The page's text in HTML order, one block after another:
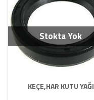
Stokta Yok
KEÇE,HAR KUTU YAĞI